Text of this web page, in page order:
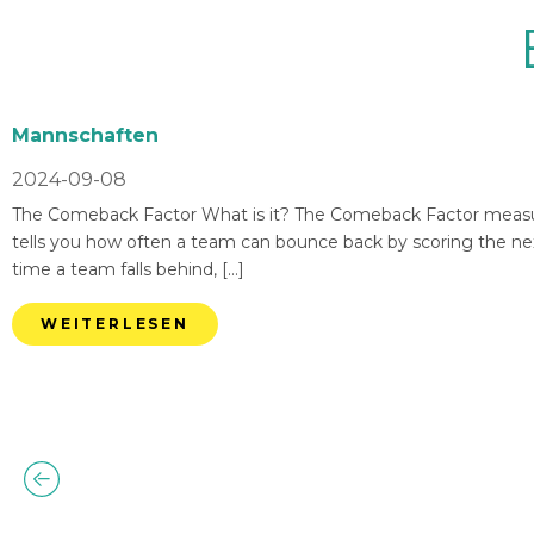
Mannschaften
2024-09-08
The Comeback Factor What is it? The Comeback Factor
tells you how often a team can bounce back by scoring the
time a team falls behind, […]
WEITERLESEN